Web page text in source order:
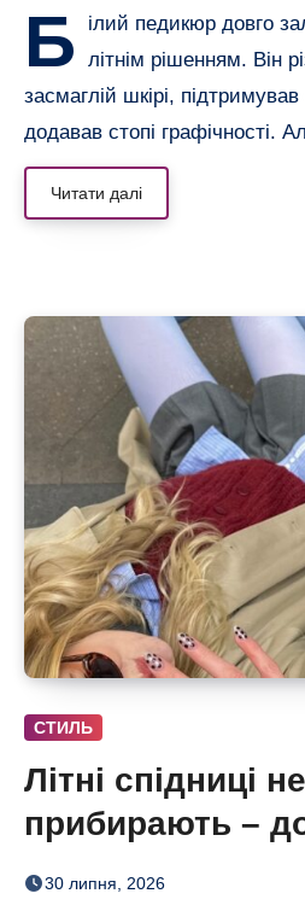
Б
ілий педикюр довго
літнім рішенням. Він
засмаглій шкірі, підтримував
додавав стопі графічності.
Читати далі
СТИЛЬ
Літні спідниці не
прибирають –
додають
30 липня, 2026